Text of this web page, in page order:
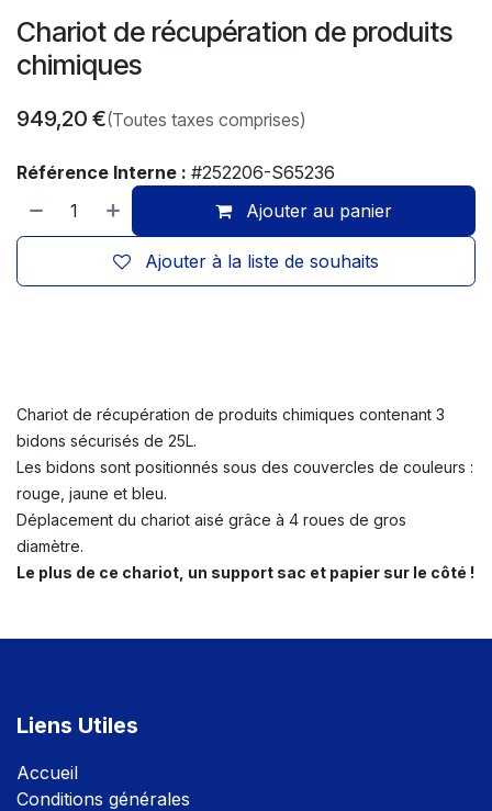
Chariot de récupération de produits
chimiques
949,20 €(Toutes taxes comprises)
Référence Interne : #252206-S65236
Ajouter au panier
Ajouter à la liste de souhaits
Chariot de récupération de produits chimiques contenant 3
bidons sécurisés de 25L.
Les bidons sont positionnés sous des couvercles de couleurs :
rouge, jaune et bleu.
Déplacement du chariot aisé grâce à 4 roues de gros
diamètre.
Le plus de ce chariot, un support sac et papier sur le côté !
Liens Utiles
Accueil
Conditions générales